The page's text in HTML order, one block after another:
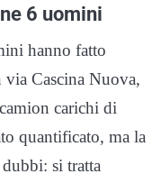
6 uomini
hanno fatto
Cascina Nuova,
carichi di
quantificato, ma la
si tratta